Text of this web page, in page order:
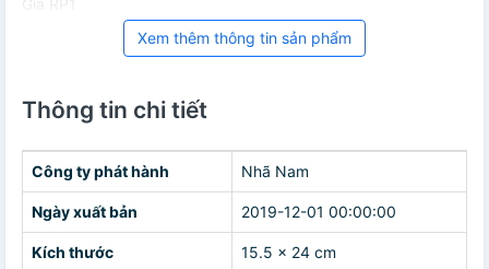
Giá RP1
Xem thêm thông tin sản phẩm
Thông tin chi tiết
Công ty phát hành Nhã Nam
Ngày xuất bản 2019-12-01 00:00:00
Kích thước 15.5 x 24 cm